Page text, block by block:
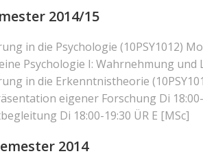
2014/15
in die Psychologie (10PSY1012)
Psychologie I: Wahrnehmung und
in die Erkenntnistheorie
eigener Forschung Di
Di 18:00-19:30 ÜR E [MSc]
2014